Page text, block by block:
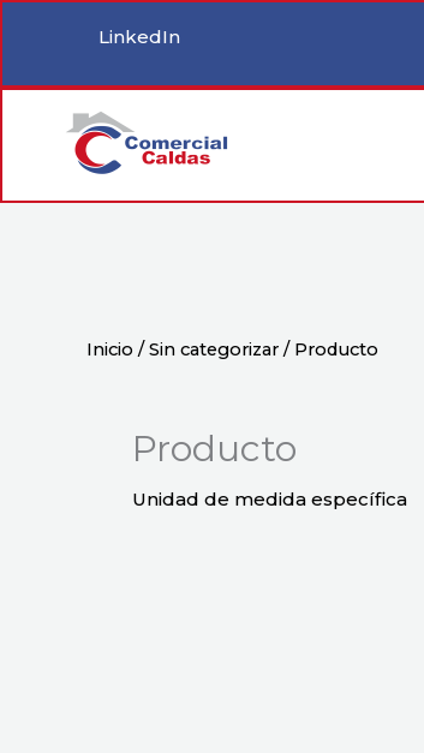
LinkedIn
Inicio /Sin categorizar / Producto
Producto
Unidad de medida específica